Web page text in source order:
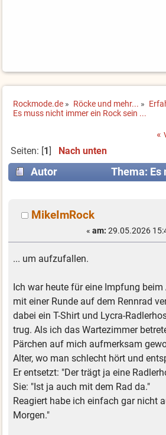
Rockmode.de » Röcke und mehr... »
Es muss nicht immer ein Rock sein ...
«
Seiten: [1] Nach unten
Autor
Thema: Es
MikeImRock
« am: 29.05.2026
... um aufzufallen.
Ich war heute für eine Impfung beim
mit einer Runde auf dem Rennrad
dabei ein T-Shirt und Lycra-
trug. Als ich das Wartezimmer
Pärchen auf mich aufmerksam
Alter, wo man schlecht hört und
Er entsetzt: "Der trägt ja eine
Sie: "Ist ja auch mit dem Rad da."
Reagiert habe ich einfach gar nicht
Morgen."